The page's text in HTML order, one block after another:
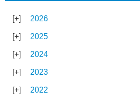
2026
2025
2024
2023
2022